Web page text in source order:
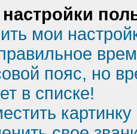
мои
пояс, но
в списке!